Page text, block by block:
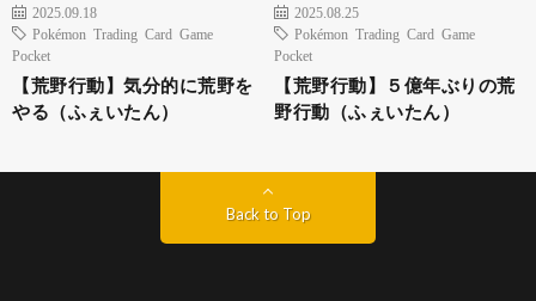
2025.09.18
Pokémon Trading Card Game
Pocket
【荒野行動】気分的に荒野を
やる（ふぇいたん）
2025.08.25
Pokémon Trading Card Game
Pocket
【荒野行動】５億年ぶりの荒
野行動（ふぇいたん）
Back to Top